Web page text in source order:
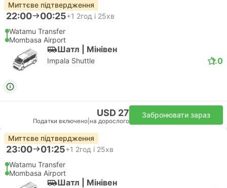
Миттєве підтвердження
22:00 00:25+1 2год і 25хв
Watamu Transfer
Mombasa Airport
Шатл | Мiнiвен
Impala Shuttle 1.0
USD 27
Податки включено на дорослого
Забронювати зараз
Миттєве підтвердження
23:00 01:25+1 2год і 25хв
Watamu Transfer
Mombasa Airport
Шатл | Мiнiвен